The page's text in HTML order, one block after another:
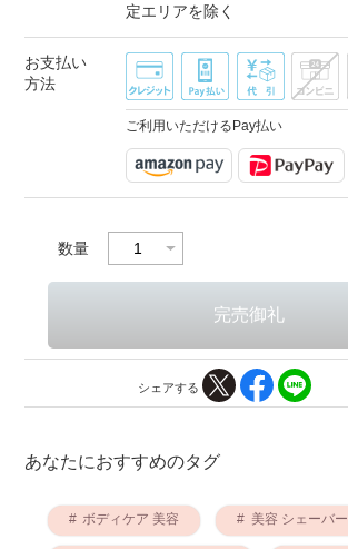
定エリアを除く
お支払い
方法
ご利用いただけるPay払い
数量
シェアする
あなたにおすすめのタグ
ボディケア 美容 美容 シェーバー